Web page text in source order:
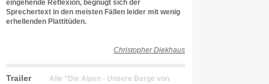
eingehende Reflexion, begnügt sich der
Sprechertext in den meisten Fällen leider mit wenig
erhellenden Plattitüden.
Christopher Diekhaus
Trailer
Alle "Die Alpen - Unsere Berge von